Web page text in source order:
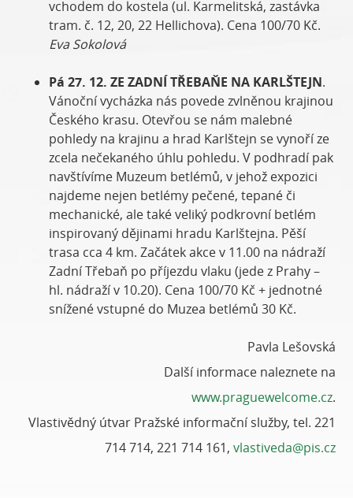
vchodem do kostela (ul. Karmelitská, zastávka
tram. č. 12, 20, 22 Hellichova). Cena 100/70 Kč.
Eva Sokolová
Pá 27. 12. ZE ZADNÍ TŘEBAŇE NA KARLŠTEJN.
Vánoční vycházka nás povede zvlněnou krajinou
Českého krasu. Otevřou se nám malebné
pohledy na krajinu a hrad Karlštejn se vynoří ze
zcela nečekaného úhlu pohledu. V podhradí pak
navštívíme Muzeum betlémů, v jehož expozici
najdeme nejen betlémy pečené, tepané či
mechanické, ale také veliký podkrovní betlém
inspirovaný dějinami hradu Karlštejna. Pěší
trasa cca 4 km. Začátek akce v 11.00 na nádraží
Zadní Třebaň po příjezdu vlaku (jede z Prahy –
hl. nádraží v 10.20). Cena 100/70 Kč + jednotné
snížené vstupné do Muzea betlémů 30 Kč.
Pavla Lešovská
Další informace naleznete na
www.praguewelcome.cz.
Vlastivědný útvar Pražské informační služby, tel. 221
714 714, 221 714 161, vlastiveda@pis.cz